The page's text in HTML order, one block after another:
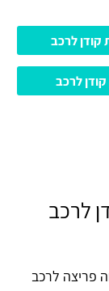
לרכב
קודן לרכב
לרכב
פריצה לרכב